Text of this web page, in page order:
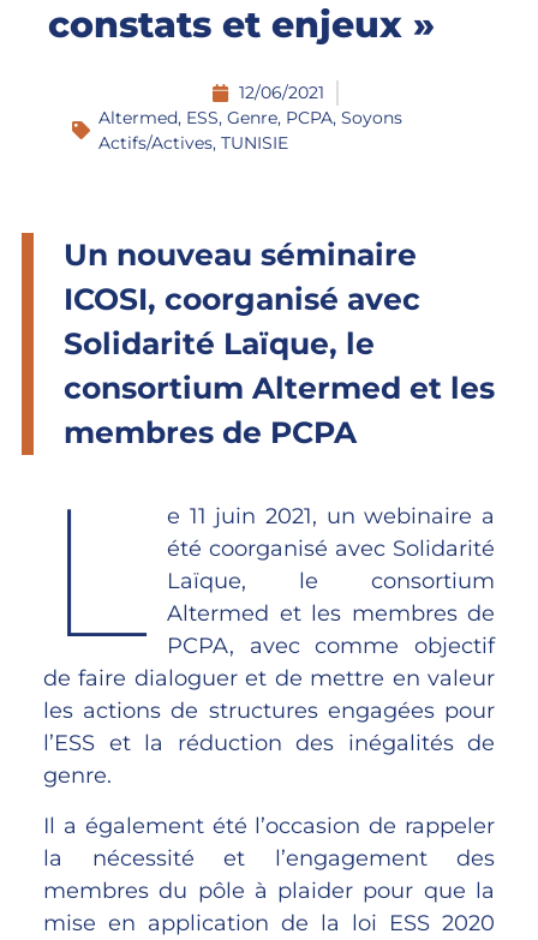
constats et enjeux »
12/06/2021
Altermed, ESS,Genre, PCPA,Soyons
Actifs/Actives,TUNISIE
Un nouveau séminaire
ICOSI, coorganisé avec
Solidarité Laïque, le
consortium Altermed et les
membres de PCPA
L
e 11 juin 2021, un webinaire a
été coorganisé avec Solidarité
Laïque, le consortium
Altermed et les membres de
PCPA, avec comme objectif
de faire dialoguer et de mettre en valeur
les actions de structures engagées pour
l’ESS et la réduction des inégalités de
genre.
Il a également été l’occasion de rappeler
la nécessité et l’engagement des
membres du pôle à plaider pour que la
mise en application de la loi ESS 2020